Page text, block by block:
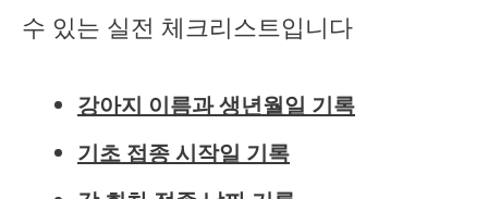
수 있는 실전 체크리스트입니다
강아지 이름과 생년월일 기록
기초 접종 시작일 기록